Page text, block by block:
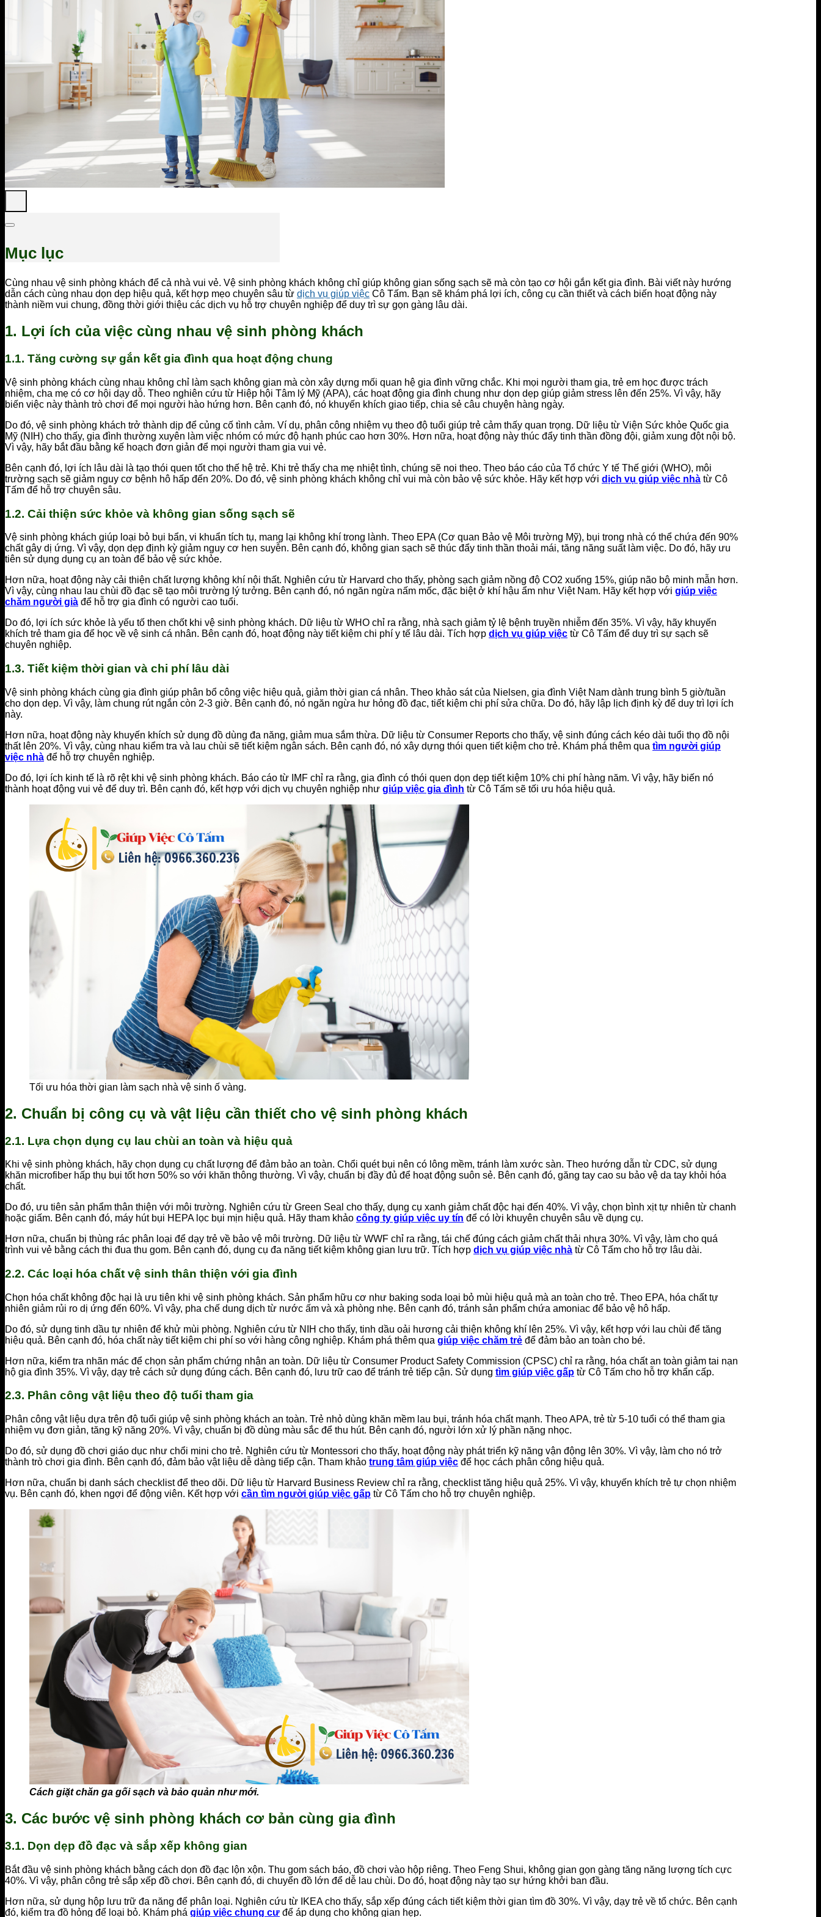
Mục lục
Cùng nhau vệ sinh phòng khách để cả nhà vui vẻ. Vệ sinh phòng khách không chỉ giúp không gian sống sạch sẽ mà còn tạo cơ hội gắn kết gia đình. Bài viết này hướng
dẫn cách cùng nhau dọn dẹp hiệu quả, kết hợp mẹo chuyên sâu từ dịch vụ giúp việc Cô Tấm. Bạn sẽ khám phá lợi ích, công cụ cần thiết và cách biến hoạt động này
thành niềm vui chung, đồng thời giới thiệu các dịch vụ hỗ trợ chuyên nghiệp để duy trì sự gọn gàng lâu dài.
1. Lợi ích của việc cùng nhau vệ sinh phòng khách
1.1. Tăng cường sự gắn kết gia đình qua hoạt động chung
Vệ sinh phòng khách cùng nhau không chỉ làm sạch không gian mà còn xây dựng mối quan hệ gia đình vững chắc. Khi mọi người tham gia, trẻ em học được trách
nhiệm, cha mẹ có cơ hội dạy dỗ. Theo nghiên cứu từ Hiệp hội Tâm lý Mỹ (APA), các hoạt động gia đình chung như dọn dẹp giúp giảm stress lên đến 25%. Vì vậy, hãy
biến việc này thành trò chơi để mọi người hào hứng hơn. Bên cạnh đó, nó khuyến khích giao tiếp, chia sẻ câu chuyện hàng ngày.
Do đó, vệ sinh phòng khách trở thành dịp để củng cố tình cảm. Ví dụ, phân công nhiệm vụ theo độ tuổi giúp trẻ cảm thấy quan trọng. Dữ liệu từ Viện Sức khỏe Quốc gia
Mỹ (NIH) cho thấy, gia đình thường xuyên làm việc nhóm có mức độ hạnh phúc cao hơn 30%. Hơn nữa, hoạt động này thúc đẩy tinh thần đồng đội, giảm xung đột nội bộ.
Vì vậy, hãy bắt đầu bằng kế hoạch đơn giản để mọi người tham gia vui vẻ.
Bên cạnh đó, lợi ích lâu dài là tạo thói quen tốt cho thế hệ trẻ. Khi trẻ thấy cha mẹ nhiệt tình, chúng sẽ noi theo. Theo báo cáo của Tổ chức Y tế Thế giới (WHO), môi
trường sạch sẽ giảm nguy cơ bệnh hô hấp đến 20%. Do đó, vệ sinh phòng khách không chỉ vui mà còn bảo vệ sức khỏe. Hãy kết hợp với dịch vụ giúp việc nhà từ Cô
Tấm để hỗ trợ chuyên sâu.
1.2. Cải thiện sức khỏe và không gian sống sạch sẽ
Vệ sinh phòng khách giúp loại bỏ bụi bẩn, vi khuẩn tích tụ, mang lại không khí trong lành. Theo EPA (Cơ quan Bảo vệ Môi trường Mỹ), bụi trong nhà có thể chứa đến 90%
chất gây dị ứng. Vì vậy, dọn dẹp định kỳ giảm nguy cơ hen suyễn. Bên cạnh đó, không gian sạch sẽ thúc đẩy tinh thần thoải mái, tăng năng suất làm việc. Do đó, hãy ưu
tiên sử dụng dụng cụ an toàn để bảo vệ sức khỏe.
Hơn nữa, hoạt động này cải thiện chất lượng không khí nội thất. Nghiên cứu từ Harvard cho thấy, phòng sạch giảm nồng độ CO2 xuống 15%, giúp não bộ minh mẫn hơn.
Vì vậy, cùng nhau lau chùi đồ đạc sẽ tạo môi trường lý tưởng. Bên cạnh đó, nó ngăn ngừa nấm mốc, đặc biệt ở khí hậu ẩm như Việt Nam. Hãy kết hợp với giúp việc
chăm người già để hỗ trợ gia đình có người cao tuổi.
Do đó, lợi ích sức khỏe là yếu tố then chốt khi vệ sinh phòng khách. Dữ liệu từ WHO chỉ ra rằng, nhà sạch giảm tỷ lệ bệnh truyền nhiễm đến 35%. Vì vậy, hãy khuyến
khích trẻ tham gia để học về vệ sinh cá nhân. Bên cạnh đó, hoạt động này tiết kiệm chi phí y tế lâu dài. Tích hợp dịch vụ giúp việc từ Cô Tấm để duy trì sự sạch sẽ
chuyên nghiệp.
1.3. Tiết kiệm thời gian và chi phí lâu dài
Vệ sinh phòng khách cùng gia đình giúp phân bổ công việc hiệu quả, giảm thời gian cá nhân. Theo khảo sát của Nielsen, gia đình Việt Nam dành trung bình 5 giờ/tuần
cho dọn dẹp. Vì vậy, làm chung rút ngắn còn 2-3 giờ. Bên cạnh đó, nó ngăn ngừa hư hỏng đồ đạc, tiết kiệm chi phí sửa chữa. Do đó, hãy lập lịch định kỳ để duy trì lợi ích
này.
Hơn nữa, hoạt động này khuyến khích sử dụng đồ dùng đa năng, giảm mua sắm thừa. Dữ liệu từ Consumer Reports cho thấy, vệ sinh đúng cách kéo dài tuổi thọ đồ nội
thất lên 20%. Vì vậy, cùng nhau kiểm tra và lau chùi sẽ tiết kiệm ngân sách. Bên cạnh đó, nó xây dựng thói quen tiết kiệm cho trẻ. Khám phá thêm qua tìm người giúp
việc nhà để hỗ trợ chuyên nghiệp.
Do đó, lợi ích kinh tế là rõ rệt khi vệ sinh phòng khách. Báo cáo từ IMF chỉ ra rằng, gia đình có thói quen dọn dẹp tiết kiệm 10% chi phí hàng năm. Vì vậy, hãy biến nó
thành hoạt động vui vẻ để duy trì. Bên cạnh đó, kết hợp với dịch vụ chuyên nghiệp như giúp việc gia đình từ Cô Tấm sẽ tối ưu hóa hiệu quả.
Tối ưu hóa thời gian làm sạch nhà vệ sinh ố vàng.
2. Chuẩn bị công cụ và vật liệu cần thiết cho vệ sinh phòng khách
2.1. Lựa chọn dụng cụ lau chùi an toàn và hiệu quả
Khi vệ sinh phòng khách, hãy chọn dụng cụ chất lượng để đảm bảo an toàn. Chổi quét bụi nên có lông mềm, tránh làm xước sàn. Theo hướng dẫn từ CDC, sử dụng
khăn microfiber hấp thụ bụi tốt hơn 50% so với khăn thông thường. Vì vậy, chuẩn bị đầy đủ để hoạt động suôn sẻ. Bên cạnh đó, găng tay cao su bảo vệ da tay khỏi hóa
chất.
Do đó, ưu tiên sản phẩm thân thiện với môi trường. Nghiên cứu từ Green Seal cho thấy, dụng cụ xanh giảm chất độc hại đến 40%. Vì vậy, chọn bình xịt tự nhiên từ chanh
hoặc giấm. Bên cạnh đó, máy hút bụi HEPA lọc bụi mịn hiệu quả. Hãy tham khảo công ty giúp việc uy tín để có lời khuyên chuyên sâu về dụng cụ.
Hơn nữa, chuẩn bị thùng rác phân loại để dạy trẻ về bảo vệ môi trường. Dữ liệu từ WWF chỉ ra rằng, tái chế đúng cách giảm chất thải nhựa 30%. Vì vậy, làm cho quá
trình vui vẻ bằng cách thi đua thu gom. Bên cạnh đó, dụng cụ đa năng tiết kiệm không gian lưu trữ. Tích hợp dịch vụ giúp việc nhà từ Cô Tấm cho hỗ trợ lâu dài.
2.2. Các loại hóa chất vệ sinh thân thiện với gia đình
Chọn hóa chất không độc hại là ưu tiên khi vệ sinh phòng khách. Sản phẩm hữu cơ như baking soda loại bỏ mùi hiệu quả mà an toàn cho trẻ. Theo EPA, hóa chất tự
nhiên giảm rủi ro dị ứng đến 60%. Vì vậy, pha chế dung dịch từ nước ấm và xà phòng nhẹ. Bên cạnh đó, tránh sản phẩm chứa amoniac để bảo vệ hô hấp.
Do đó, sử dụng tinh dầu tự nhiên để khử mùi phòng. Nghiên cứu từ NIH cho thấy, tinh dầu oải hương cải thiện không khí lên 25%. Vì vậy, kết hợp với lau chùi để tăng
hiệu quả. Bên cạnh đó, hóa chất này tiết kiệm chi phí so với hàng công nghiệp. Khám phá thêm qua giúp việc chăm trẻ để đảm bảo an toàn cho bé.
Hơn nữa, kiểm tra nhãn mác để chọn sản phẩm chứng nhận an toàn. Dữ liệu từ Consumer Product Safety Commission (CPSC) chỉ ra rằng, hóa chất an toàn giảm tai nạn
hộ gia đình 35%. Vì vậy, dạy trẻ cách sử dụng đúng cách. Bên cạnh đó, lưu trữ cao để tránh trẻ tiếp cận. Sử dụng tìm giúp việc gấp từ Cô Tấm cho hỗ trợ khẩn cấp.
2.3. Phân công vật liệu theo độ tuổi tham gia
Phân công vật liệu dựa trên độ tuổi giúp vệ sinh phòng khách an toàn. Trẻ nhỏ dùng khăn mềm lau bụi, tránh hóa chất mạnh. Theo APA, trẻ từ 5-10 tuổi có thể tham gia
nhiệm vụ đơn giản, tăng kỹ năng 20%. Vì vậy, chuẩn bị đồ dùng màu sắc để thu hút. Bên cạnh đó, người lớn xử lý phần nặng nhọc.
Do đó, sử dụng đồ chơi giáo dục như chổi mini cho trẻ. Nghiên cứu từ Montessori cho thấy, hoạt động này phát triển kỹ năng vận động lên 30%. Vì vậy, làm cho nó trở
thành trò chơi gia đình. Bên cạnh đó, đảm bảo vật liệu dễ dàng tiếp cận. Tham khảo trung tâm giúp việc để học cách phân công hiệu quả.
Hơn nữa, chuẩn bị danh sách checklist để theo dõi. Dữ liệu từ Harvard Business Review chỉ ra rằng, checklist tăng hiệu quả 25%. Vì vậy, khuyến khích trẻ tự chọn nhiệm
vụ. Bên cạnh đó, khen ngợi để động viên. Kết hợp với cần tìm người giúp việc gấp từ Cô Tấm cho hỗ trợ chuyên nghiệp.
Cách giặt chăn ga gối sạch và bảo quản như mới.
3. Các bước vệ sinh phòng khách cơ bản cùng gia đình
3.1. Dọn dẹp đồ đạc và sắp xếp không gian
Bắt đầu vệ sinh phòng khách bằng cách dọn đồ đạc lộn xộn. Thu gom sách báo, đồ chơi vào hộp riêng. Theo Feng Shui, không gian gọn gàng tăng năng lượng tích cực
40%. Vì vậy, phân công trẻ sắp xếp đồ chơi. Bên cạnh đó, di chuyển đồ lớn để dễ lau chùi. Do đó, hoạt động này tạo sự hứng khởi ban đầu.
Hơn nữa, sử dụng hộp lưu trữ đa năng để phân loại. Nghiên cứu từ IKEA cho thấy, sắp xếp đúng cách tiết kiệm thời gian tìm đồ 30%. Vì vậy, dạy trẻ về tổ chức. Bên cạnh
đó, kiểm tra đồ hỏng để loại bỏ. Khám phá giúp việc chung cư để áp dụng cho không gian hẹp.